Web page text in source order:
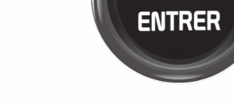
Cliquez pour entrer